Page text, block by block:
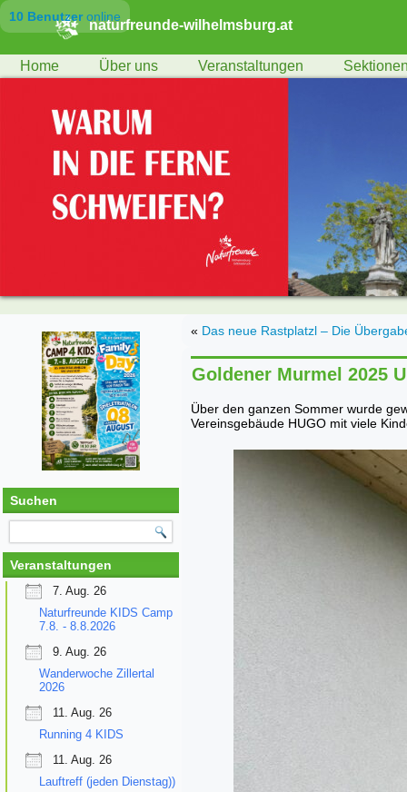
10 Benutzeronline
naturfreunde-wilhelmsburg.at
Home Über uns Veranstaltungen
Suchen
Veranstaltungen
7. Aug. 26
Naturfreunde KIDS Camp
7.8. - 8.8.2026
9. Aug. 26
Wanderwoche Zillertal
2026
11. Aug. 26
Running 4 KIDS
11. Aug. 26
Lauftreff (jeden Dienstag))
« Das neue Rastplatzl – Die
Goldener Murmel 2025
Über den ganzen Sommer wurde
Vereinsgebäude HUGO mit viele